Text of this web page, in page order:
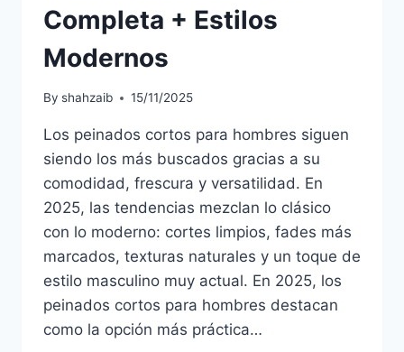
Completa + Estilos
Modernos
By shahzaib 15/11/2025
Los peinados cortos para hombres siguen
siendo los más buscados gracias a su
comodidad, frescura y versatilidad. En
2025, las tendencias mezclan lo clásico
con lo moderno: cortes limpios, fades más
marcados, texturas naturales y un toque de
estilo masculino muy actual. En 2025, los
peinados cortos para hombres destacan
como la opción más práctica…